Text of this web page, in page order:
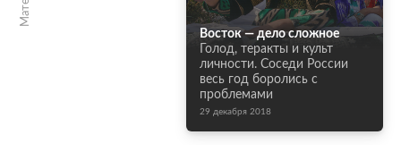
Восток — дело сложное
Голод, теракты и культ
личности. Соседи России
весь год боролись с
проблемами
29 декабря 2018